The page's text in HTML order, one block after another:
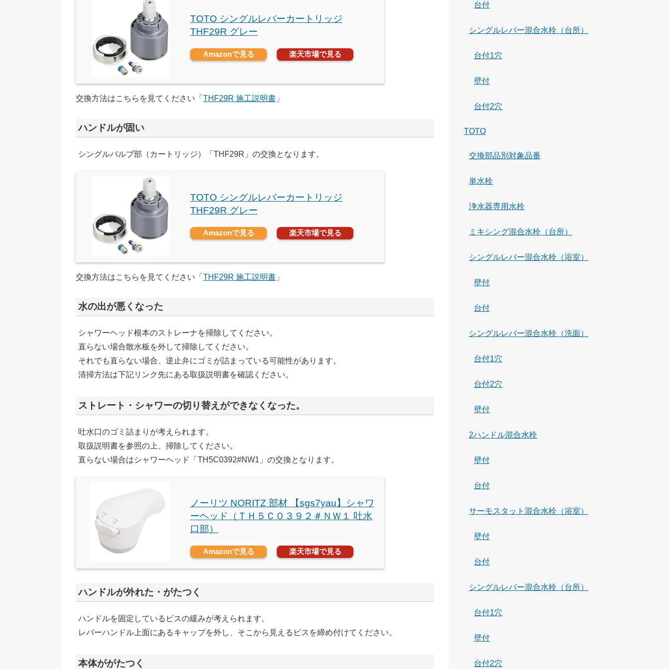
TOTO シングルレバーカートリッジ
THF29R グレー
Amazonで見る 楽天市場で見る
交換方法はこちらを見てください「 THF29R 施工説明書 」
ハンドルが固い
シングルバルブ部（カートリッジ）「THF29R」の交換となります。
TOTO シングルレバーカートリッジ
THF29R グレー
Amazonで見る 楽天市場で見る
交換方法はこちらを見てください「 THF29R 施工説明書 」
水の出が悪くなった
シャワーヘッド根本のストレーナを掃除してください。
直らない場合散水板を外して掃除してください。
それでも直らない場合、逆止弁にゴミが詰まっている可能性があります。
清掃方法は下記リンク先にある取扱説明書を確認ください。
ストレート・シャワーの切り替えができなくなった。
吐水口のゴミ詰まりが考えられます。
取扱説明書を参照の上、掃除してください。
直らない場合はシャワーヘッド「TH5C0392#NW1」の交換となります。
ノーリツ NORITZ 部材 【sgs7yau】シャワ
ーヘッド（ＴＨ５Ｃ０３９２＃ＮＷ１ 吐水
口部）
Amazonで見る 楽天市場で見る
ハンドルが外れた・がたつく
ハンドルを固定しているビスの緩みが考えられます。
レバーハンドル上面にあるキャップを外し、そこから見えるビスを締め付けてください。
本体ががたつく
台付
シングルレバー混合水栓（台所）
台付1穴
壁付
台付2穴
TOTO
交換部品別対象品番
単水栓
浄水器専用水栓
ミキシング混合水栓（台所）
シングルレバー混合水栓（浴室）
壁付
台付
シングルレバー混合水栓（洗面）
台付1穴
台付2穴
壁付
2ハンドル混合水栓
壁付
台付
サーモスタット混合水栓（浴室）
壁付
台付
シングルレバー混合水栓（台所）
台付1穴
壁付
台付2穴